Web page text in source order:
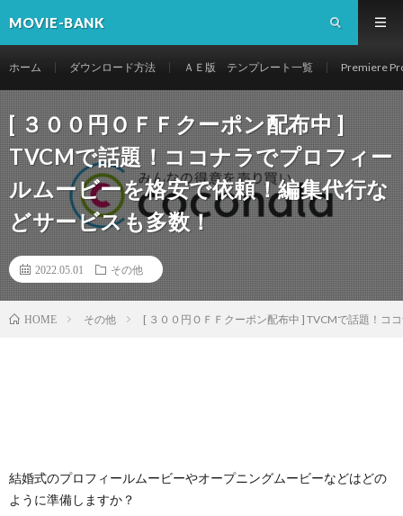
MOVIE-BANK
ホーム ダウンロード方法 ＡＥ版 テンプレート一覧 Premiere
[ ３００円ＯＦＦクーポン配布中 ]
TVCMで話題！ココナラでプロフィー
ルムービーを格安で依頼！編集代行な
どサービスも多数！
2022.05.01 その他
HOME その他 [ ３００円ＯＦＦクーポン配布中 ] TVCMで話題！コ
結婚式のプロフィールムービーやオープニングムービーなどはどの
ように準備しますか？